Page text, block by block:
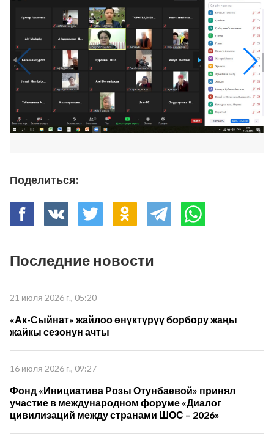
Поделиться:
Последние новости
21 июля 2026 г., 05:20
«Ак-Сыйнат» жайлоо өнүктүрүү борбору жаңы
жайкы сезонун ачты
16 июля 2026 г., 09:27
Фонд «Инициатива Розы Отунбаевой» принял
участие в международном форуме «Диалог
цивилизаций между странами ШОС – 2026»